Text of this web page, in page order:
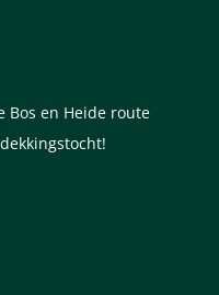
Bos en Heide route